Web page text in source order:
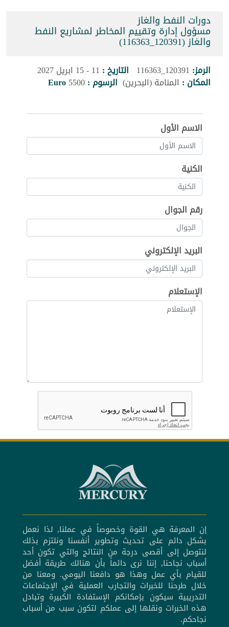
دورات النفط والغاز
مسؤول إدارة وتقييم المخاطر لمشاريع النفط
والغاز (120391_116363)
الرمز: 120391_116363 التاريخ : 11 - 15 ابريل 2027
المكان : المنامة (البحرين) الرسوم :5500
Euro
الاسم الأول
الكنية
رقم الجوال
البريد الإلكتروني
الإستعلام
إن المعرفة هي القوة وخصوصاً في عملنا, لذا نعمل
بشكل دائم على تحديث وتطوير أنفسنا ونلتزم بذلك
لنتوصل إلى أقصى درجة من النتائج والتي تكون أحد
أسباب نجاحنا, إننا نرى دائماً بأن هنالك طريقة أفضل
للقيام بأي عمل وهذا هو دافعنا اليومي. ومعنا من
خلال طرحنا للخبرات والتجارب العملية في الإجتماعات
التدريبية سيكون بإمكانكم الإستفادة الكبيرة وتبادل
هذه الخبرات ونقلها إلى عملكم لتكون سبب من أسباب
نجاحكم.